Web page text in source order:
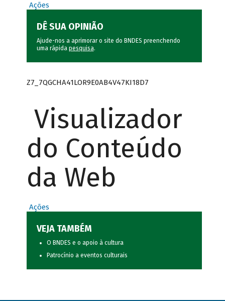
Ações
DÊ SUA OPINIÃO
Ajude-nos a aprimorar o site do BNDES preenchendo
uma rápida pesquisa.
Z7_7QGCHA41LOR9E0AB4V47KI18D7
Visualizador
do Conteúdo
da Web
Ações
VEJA TAMBÉM
O BNDES e o apoio à cultura
Patrocínio a eventos culturais